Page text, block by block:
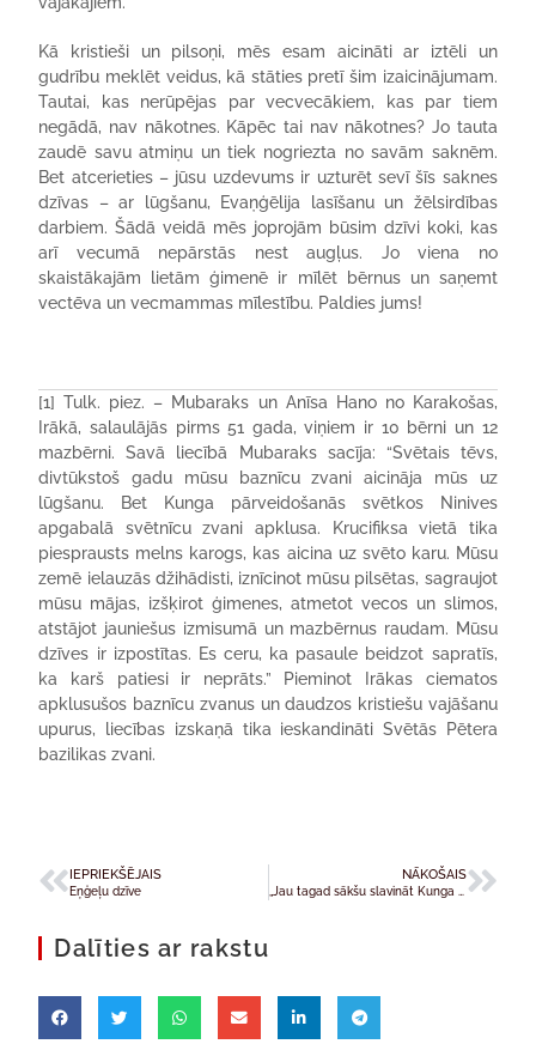
Kā kristieši un pilsoņi, mēs esam aicināti ar iztēli un
gudrību meklēt veidus, kā stāties pretī šim izaicinājumam.
Tautai, kas nerūpējas par vecvecākiem, kas par tiem
negādā, nav nākotnes. Kāpēc tai nav nākotnes? Jo tauta
zaudē savu atmiņu un tiek nogriezta no savām saknēm.
Bet atcerieties – jūsu uzdevums ir uzturēt sevī šīs saknes
dzīvas – ar lūgšanu, Evaņģēlija lasīšanu un žēlsirdības
darbiem. Šādā veidā mēs joprojām būsim dzīvi koki, kas
arī vecumā nepārstās nest augļus. Jo viena no
skaistākajām lietām ģimenē ir mīlēt bērnus un saņemt
vectēva un vecmammas mīlestību. Paldies jums!
[1] Tulk. piez. – Mubaraks un Anīsa Hano no Karakošas,
Irākā, salaulājās pirms 51 gada, viņiem ir 10 bērni un 12
mazbērni. Savā liecībā Mubaraks sacīja: “Svētais tēvs,
divtūkstoš gadu mūsu baznīcu zvani aicināja mūs uz
lūgšanu. Bet Kunga pārveidošanās svētkos Ninives
apgabalā svētnīcu zvani apklusa. Krucifiksa vietā tika
piesprausts melns karogs, kas aicina uz svēto karu. Mūsu
zemē ielauzās džihādisti, iznīcinot mūsu pilsētas, sagraujot
mūsu mājas, izšķirot ģimenes, atmetot vecos un slimos,
atstājot jauniešus izmisumā un mazbērnus raudam. Mūsu
dzīves ir izpostītas. Es ceru, ka pasaule beidzot sapratīs,
ka karš patiesi ir neprāts.” Pieminot Irākas ciematos
apklusušos baznīcu zvanus un daudzos kristiešu vajāšanu
upurus, liecības izskaņā tika ieskandināti Svētās Pētera
bazilikas zvani.
IEPRIEKŠĒJAIS
Eņģeļu dzīve
NĀKOŠAIS
Dalīties ar rakstu